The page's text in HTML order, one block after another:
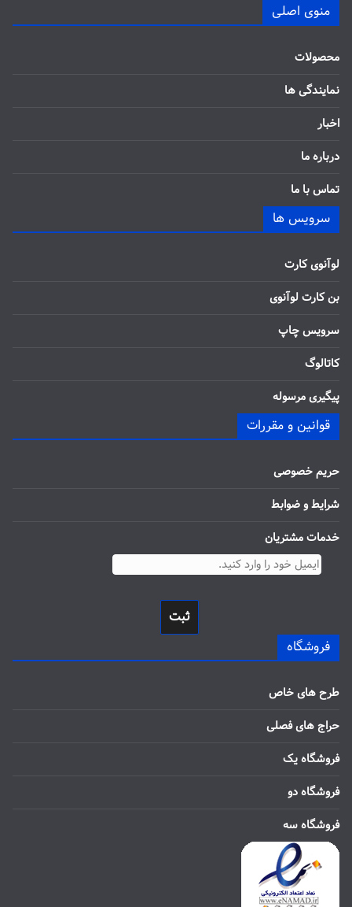
منوی اصلی
محصولات
نمایندگی ها
اخبار
درباره ما
تماس با ما
سرویس ها
لوآنوی کارت
بن کارت لوآنوی
سرویس چاپ
کاتالوگ
پیگیری مرسوله
قوانین و مقررات
حریم خصوصی
شرایط و ضوابط
خدمات مشتریان
ثبت
فروشگاه
طرح های خاص
حراج های فصلی
فروشگاه یک
فروشگاه دو
فروشگاه سه